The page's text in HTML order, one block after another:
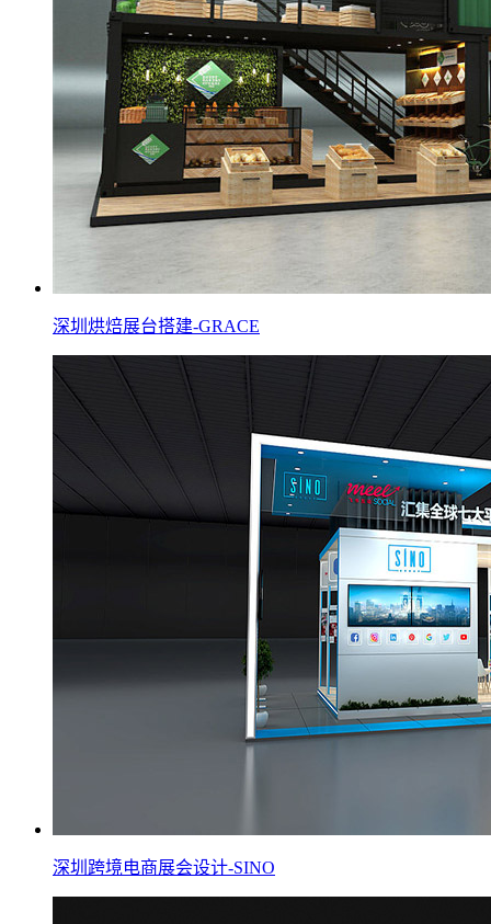
深圳烘焙展台搭建-GRACE
深圳跨境电商展会设计-SINO